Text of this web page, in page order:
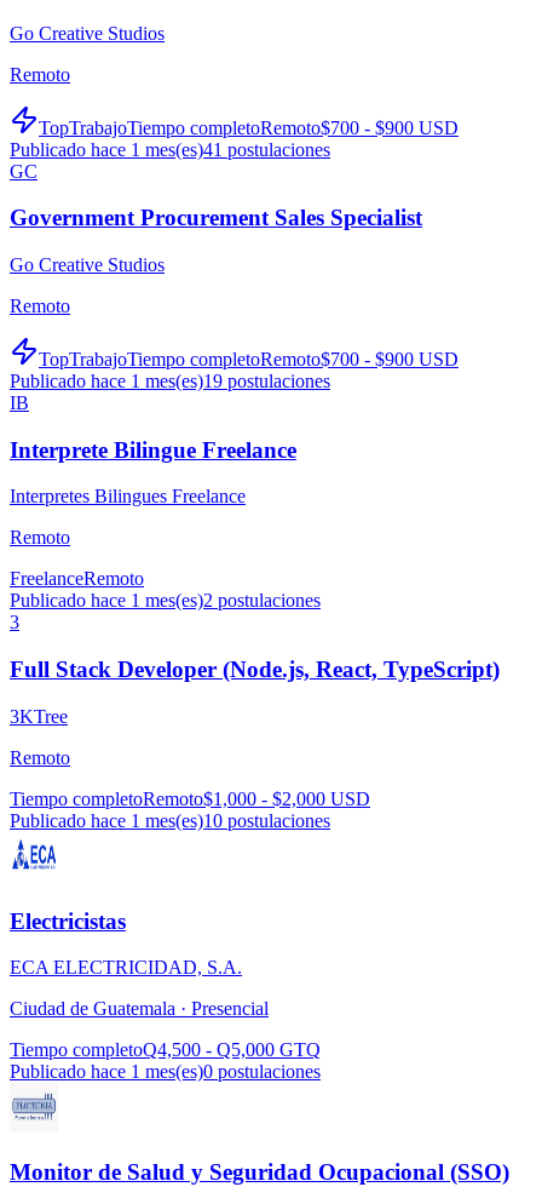
Go Creative Studios
Remoto
TopTrabajoTiempo completoRemoto$700 - $900 USD
Publicado hace 1 mes(es)41 postulaciones
GC
Government Procurement Sales Specialist
Go Creative Studios
Remoto
TopTrabajoTiempo completoRemoto$700 - $900 USD
Publicado hace 1 mes(es)19 postulaciones
IB
Interprete Bilingue Freelance
Interpretes Bilingues Freelance
Remoto
FreelanceRemoto
Publicado hace 1 mes(es)2 postulaciones
3
Full Stack Developer (Node.js, React, TypeScript)
3KTree
Remoto
Tiempo completoRemoto$1,000 - $2,000 USD
Publicado hace 1 mes(es)10 postulaciones
Electricistas
ECA ELECTRICIDAD, S.A.
Ciudad de Guatemala · Presencial
Tiempo completoQ4,500 - Q5,000 GTQ
Publicado hace 1 mes(es)0 postulaciones
Monitor de Salud y Seguridad Ocupacional (SSO)